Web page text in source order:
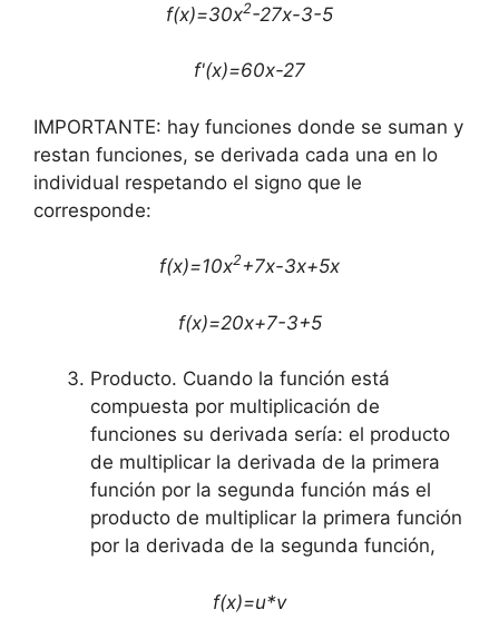
f(x)=30x2-27x-3-5
f'(x)=60x-27
IMPORTANTE: hay funciones donde se suman y
restan funciones, se derivada cada una en lo
individual respetando el signo que le
corresponde:
f(x)=10x2+7x-3x+5x
f(x)=20x+7-3+5
Producto. Cuando la función está
compuesta por multiplicación de
funciones su derivada sería: el producto
de multiplicar la derivada de la primera
función por la segunda función más el
producto de multiplicar la primera función
por la derivada de la segunda función,
f(x)=u*v